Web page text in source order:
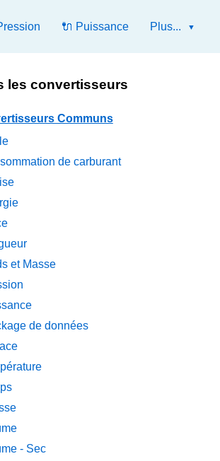
🔌 Puissance Plus...
les convertisseurs
Communs
de carburant
et Masse
de données
- Sec